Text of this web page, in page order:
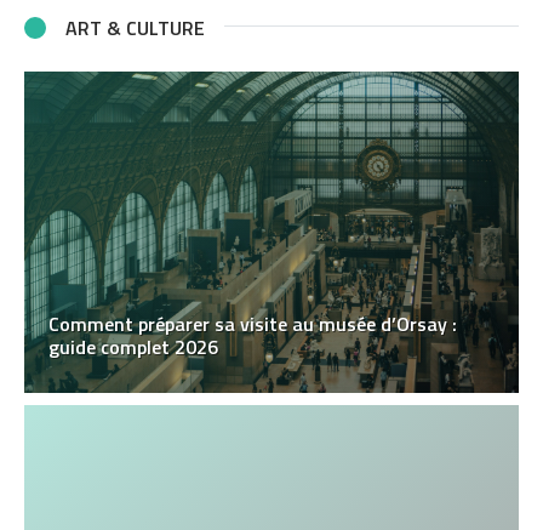
ART & CULTURE
Comment préparer sa visite au musée d’Orsay :
guide complet 2026